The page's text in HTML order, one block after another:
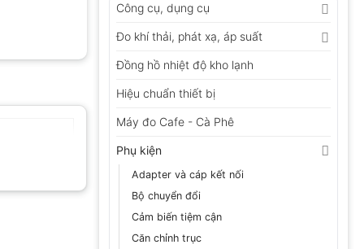
Công cụ, dụng cụ
Đo khí thải, phát xạ, áp suất
Đồng hồ nhiệt độ kho lạnh
Hiệu chuẩn thiết bị
Máy đo Cafe - Cà Phê
Phụ kiện
Adapter và cáp kết nối
Bộ chuyển đổi
Cảm biến tiệm cận
Căn chỉnh trục